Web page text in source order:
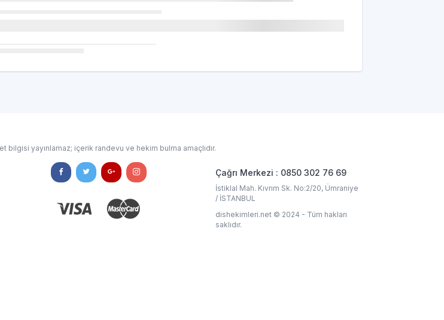
bilgisi yayınlamaz; içerik randevu ve hekim bulma amaçlıdır.
Çağrı Merkezi : 0850 302 76 69
İstiklal Mah. Kıvrım Sk. No:2/20, Ümraniye
/ İSTANBUL
dishekimleri.net © 2024 - Tüm hakları
saklıdır.